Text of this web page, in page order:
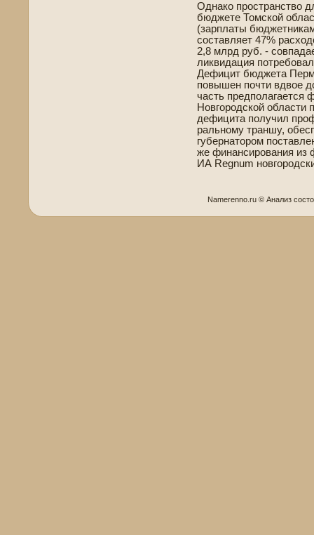
Однако пространство
бюджете Томской
(зарплаты
составляет 47%
2,8 млрд руб. -
ликвидация
Дефицит бюджета
повышен почти вдвое
часть предполагается
Новгородской области
де­фицита получил
ральному траншу,
губернатором
же финансирования из
ИА Regnum
Namerenno.ru © Анализ